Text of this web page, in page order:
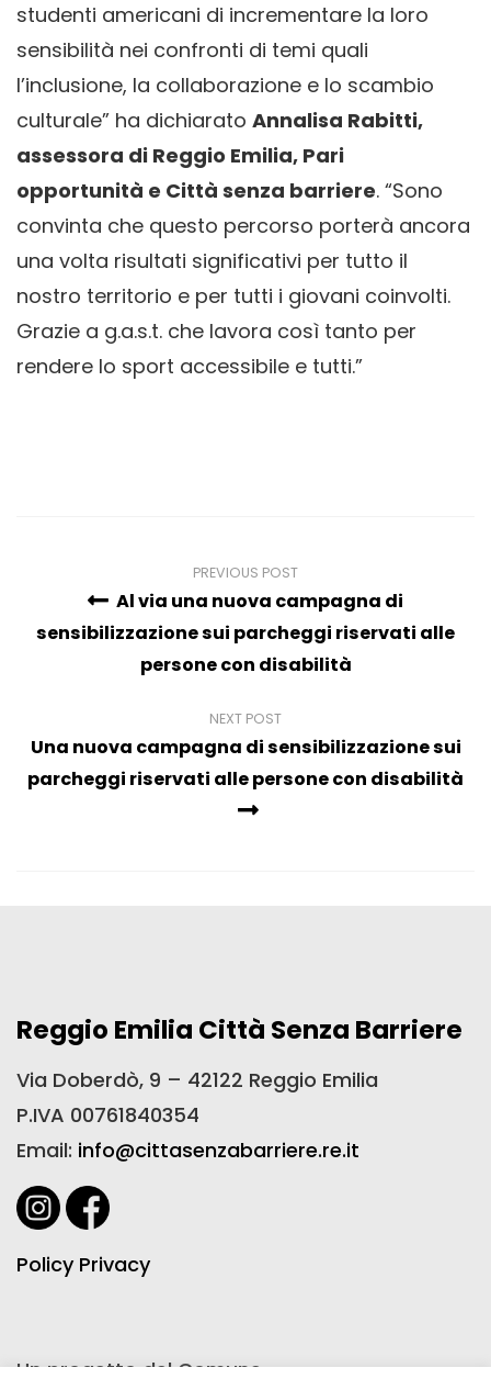
studenti americani di incrementare la loro
sensibilità nei confronti di temi quali
l’inclusione, la collaborazione e lo scambio
culturale” ha dichiarato Annalisa Rabitti,
assessora di Reggio Emilia, Pari
opportunità e Città senza barriere. “Sono
convinta che questo percorso porterà ancora
una volta risultati significativi per tutto il
nostro territorio e per tutti i giovani coinvolti.
Grazie a g.a.s.t. che lavora così tanto per
rendere lo sport accessibile e tutti.”
PREVIOUS POST
Al via una nuova campagna di
sensibilizzazione sui parcheggi riservati alle
persone con disabilità
NEXT POST
Una nuova campagna di sensibilizzazione sui
parcheggi riservati alle persone con disabilità
Reggio Emilia Città Senza Barriere
Via Doberdò, 9 – 42122 Reggio Emilia
P.IVA 00761840354
Email: info@cittasenzabarriere.re.it
Policy Privacy
Un progetto del Comune